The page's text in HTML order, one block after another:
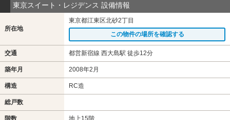
東京スイート・レジデンス 設備情報
所在地
東京都江東区北砂2丁目
この物件の場所を確認する
交通 都営新宿線 西大島駅 徒歩12分
築年月 2008年2月
構造 RC造
総戸数
階数 地上15階